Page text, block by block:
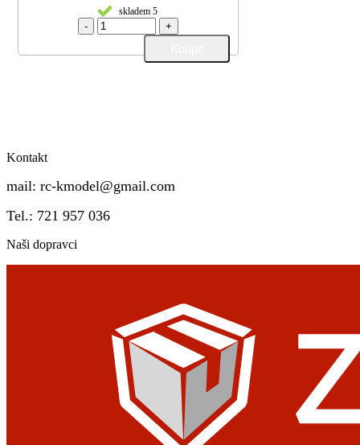
skladem 5
- +
Kontakt
mail: rc-kmodel@gmail.com
Tel.: 721 957 036
Naši dopravci